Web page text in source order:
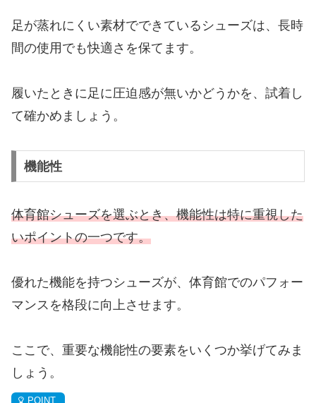
足が蒸れにくい素材でできているシューズは、長時
間の使用でも快適さを保てます。
履いたときに足に圧迫感が無いかどうかを、試着し
て確かめましょう。
機能性
体育館シューズを選ぶとき、機能性は特に重視した
いポイントの一つです。
優れた機能を持つシューズが、体育館でのパフォー
マンスを格段に向上させます。
ここで、重要な機能性の要素をいくつか挙げてみま
しょう。